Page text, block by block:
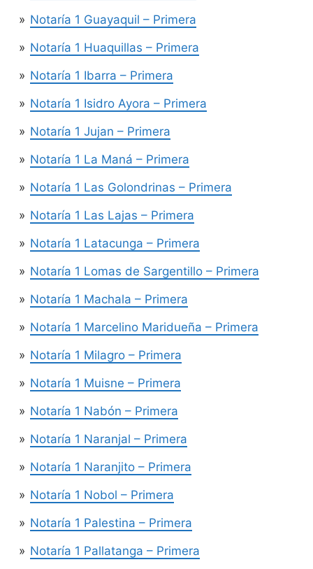
Notaría 1 Guayaquil – Primera
Notaría 1 Huaquillas – Primera
Notaría 1 Ibarra – Primera
Notaría 1 Isidro Ayora – Primera
Notaría 1 Jujan – Primera
Notaría 1 La Maná – Primera
Notaría 1 Las Golondrinas – Primera
Notaría 1 Las Lajas – Primera
Notaría 1 Latacunga – Primera
Notaría 1 Lomas de Sargentillo – Primera
Notaría 1 Machala – Primera
Notaría 1 Marcelino Maridueña – Primera
Notaría 1 Milagro – Primera
Notaría 1 Muisne – Primera
Notaría 1 Nabón – Primera
Notaría 1 Naranjal – Primera
Notaría 1 Naranjito – Primera
Notaría 1 Nobol – Primera
Notaría 1 Palestina – Primera
Notaría 1 Pallatanga – Primera